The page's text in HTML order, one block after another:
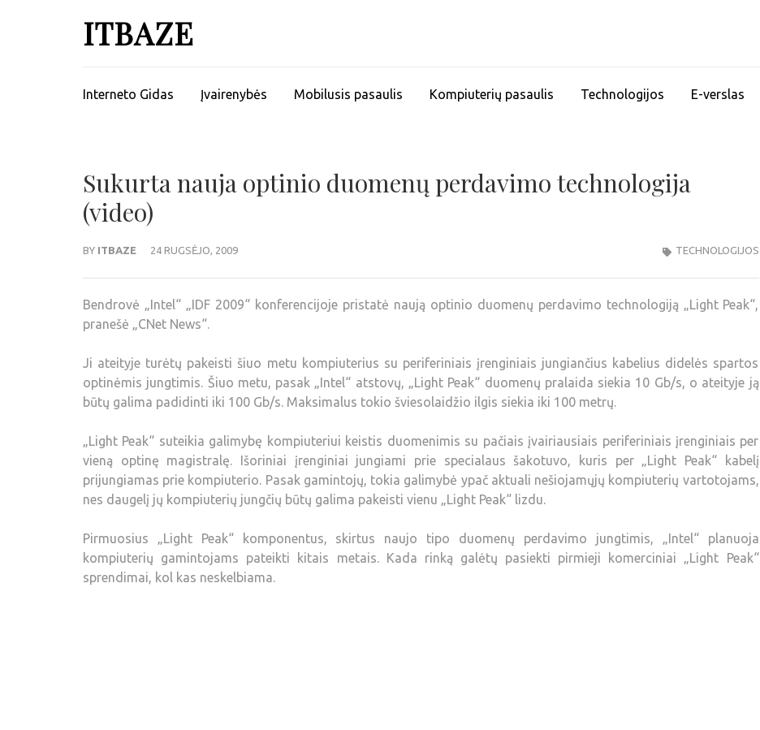
ITBAZE
Interneto Gidas Įvairenybės Mobilusis pasaulis Kompiuterių pasaulis Technologijos E-verslas
Sukurta nauja optinio duomenų perdavimo technologija
(video)
BY ITBAZE 24 RUGSĖJO, 2009 TECHNOLOGIJOS
Bendrovė „Intel“ „IDF 2009“ konferencijoje pristatė naują optinio duomenų perdavimo technologiją „Light Peak“,
pranešė „CNet News“.
Ji ateityje turėtų pakeisti šiuo metu kompiuterius su periferiniais įrenginiais jungiančius kabelius didelės spartos
optinėmis jungtimis. Šiuo metu, pasak „Intel“ atstovų, „Light Peak“ duomenų pralaida siekia 10 Gb/s, o ateityje ją
būtų galima padidinti iki 100 Gb/s. Maksimalus tokio šviesolaidžio ilgis siekia iki 100 metrų.
„Light Peak“ suteikia galimybę kompiuteriui keistis duomenimis su pačiais įvairiausiais periferiniais įrenginiais per
vieną optinę magistralę. Išoriniai įrenginiai jungiami prie specialaus šakotuvo, kuris per „Light Peak“ kabelį
prijungiamas prie kompiuterio. Pasak gamintojų, tokia galimybė ypač aktuali nešiojamųjų kompiuterių vartotojams,
nes daugelį jų kompiuterių jungčių būtų galima pakeisti vienu „Light Peak“ lizdu.
Pirmuosius „Light Peak“ komponentus, skirtus naujo tipo duomenų perdavimo jungtimis, „Intel“ planuoja
kompiuterių gamintojams pateikti kitais metais. Kada rinką galėtų pasiekti pirmieji komerciniai „Light Peak“
sprendimai, kol kas neskelbiama.